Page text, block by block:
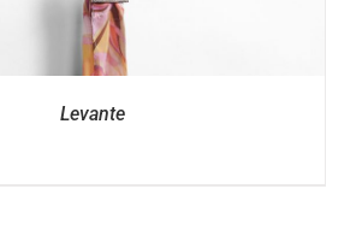
Levante